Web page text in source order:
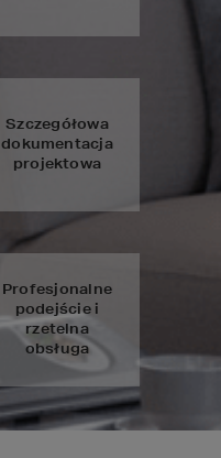
Szczegółowa
dokumentacja
projektowa
Profesjonalne
podejście i
rzetelna
obsługa